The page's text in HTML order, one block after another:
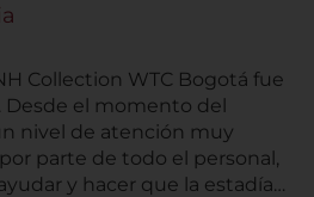
Collection WTC Bogotá fue
el momento del
nivel de atención muy
parte de todo el personal,
y hacer que la estadía